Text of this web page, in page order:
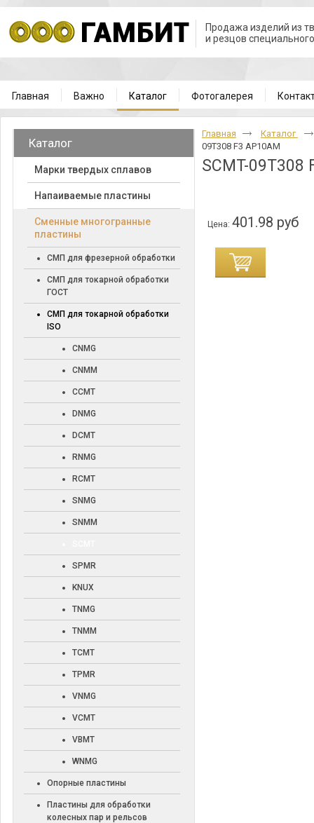
Продажа изделий из
и резцов
Главная Важно Каталог Фотогалерея
Каталог
Марки твердых сплавов
Напаиваемые пластины
Cменные многогранные
пластины
СМП для фрезерной обработки
СМП для токарной обработки
ГОСТ
СМП для токарной обработки
ISO
CNMG
CNMM
CCMT
DNMG
DCMT
RNMG
RCMT
SNMG
SNMM
SPMR
KNUX
TNMG
TNMM
TCMT
TPMR
VNMG
VCMT
VBMT
WNMG
Опорные пластины
Пластины для обработки
колесных пар и рельсов
Главная
Каталог
09T308 F3 AP10AM
SCMT-09T308
Цена:401.98 руб